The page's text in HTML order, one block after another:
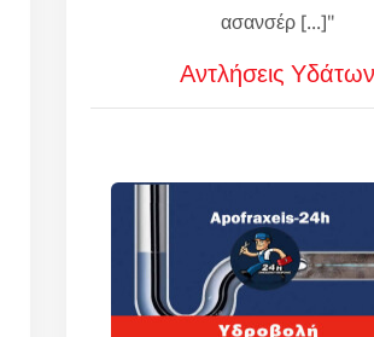
ασανσέρ [...]"
Αντλήσεις Υδάτων